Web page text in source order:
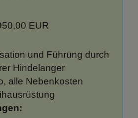
EUR
und Führung durch
Hindelanger
alle Nebenkosten